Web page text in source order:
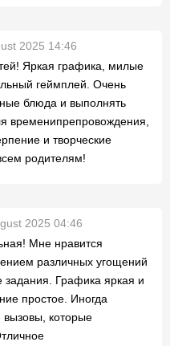
2025 14:46
Яркая графика, милые
геймплей. Очень
блюда и выполнять
временипрепровождения,
и творческие
родителям!
2025 04:46
Мне нравится
различных угощений
задания. Графика яркая и
простое. Иногда
вызовы, которые